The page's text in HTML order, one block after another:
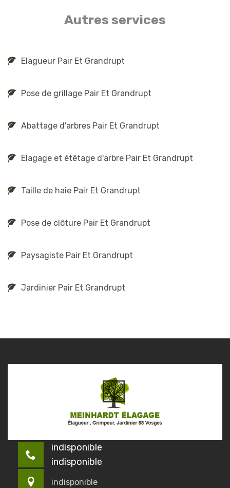
Autres services
Elagueur Pair Et Grandrupt
Pose de grillage Pair Et Grandrupt
Abattage d'arbres Pair Et Grandrupt
Elagage et étêtage d'arbre Pair Et Grandrupt
Taille de haie Pair Et Grandrupt
Pose de clôture Pair Et Grandrupt
Paysagiste Pair Et Grandrupt
Jardinier Pair Et Grandrupt
indisponible
indisponible
indisponible